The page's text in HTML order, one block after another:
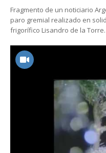
Fragmento de un noticiario
paro gremial realizado en
frigorífico Lisandro de la